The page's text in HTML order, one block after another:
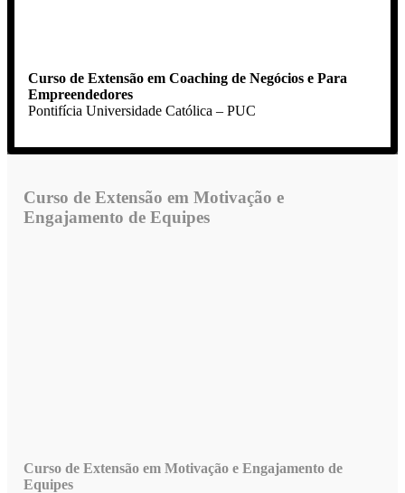
Curso de Extensão em Coaching de Negócios e Para
Empreendedores
Pontifícia Universidade Católica – PUC
Curso de Extensão em Motivação e
Engajamento de Equipes
Curso de Extensão em Motivação e Engajamento de
Equipes